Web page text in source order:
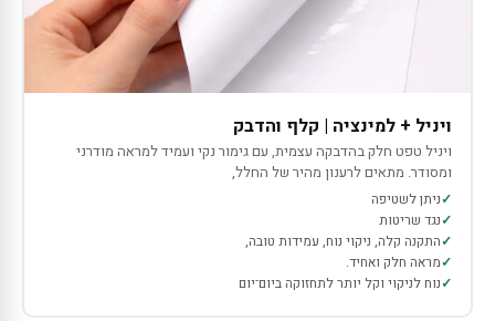
ויניל + למינציה | קלף והדבק
ויניל טפט חלק בהדבקה עצמית, עם גימור נקי ועמיד למראה מודרני
ומסודר. מתאים לרענון מהיר של החלל,
ניתן לשטיפה
נגד שריטות
התקנה קלה, ניקוי נוח, עמידות טובה,
מראה חלק ואחיד.
נוח לניקוי וקל יותר לתחזוקה ביום־יום